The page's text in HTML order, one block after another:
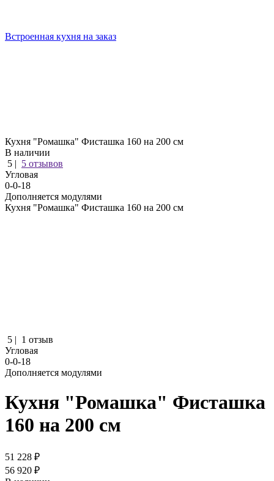
Встроенная кухня на заказ
Кухня "Ромашка" Фисташка 160 на 200 см
В наличии
5 | 5 отзывов
Угловая
0-0-18
Дополняется модулями
Кухня "Ромашка" Фисташка 160 на 200 см
5 | 1 отзыв
Угловая
0-0-18
Дополняется модулями
Кухня "Ромашка" Фисташка
160 на 200 см
51 228 ₽
56 920 ₽